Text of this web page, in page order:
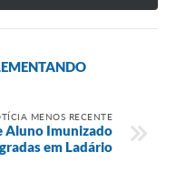
MENOS RECENTE
Aluno Imunizado
em Ladário